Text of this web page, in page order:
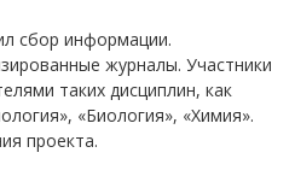
сбор информации.
журналы. Участники
таких дисциплин, как
«Биология», «Химия».
проекта.